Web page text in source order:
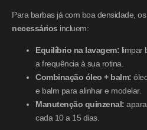
Para barbas já com boa densidade, os
necessários incluem:
Equilíbrio na lavagem: limpar
a frequência à sua rotina.
Combinação óleo + balm:
e balm para alinhar e modelar.
Manutenção quinzenal:
cada 10 a 15 dias.